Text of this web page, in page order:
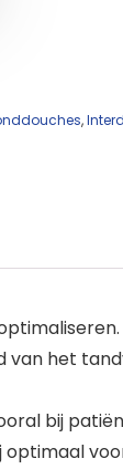
,
van het
bij
optimaal